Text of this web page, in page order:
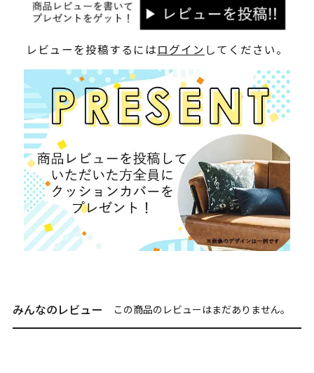
レビューを投稿するにはログイン してください。
みんなのレビュー この商品のレビューはまだありません。